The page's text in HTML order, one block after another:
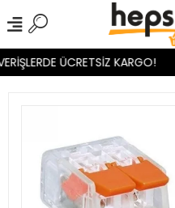
ÜCRETSİZ KARGO!